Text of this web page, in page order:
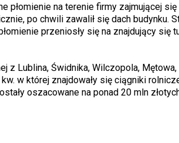
płomienie na terenie firmy zajmującej
po chwili zawalił się dach budynku.
przeniosły się na znajdujący się
z Lublina, Świdnika, Wilczopola,
w której znajdowały się ciągniki
oszacowane na ponad 20 mln